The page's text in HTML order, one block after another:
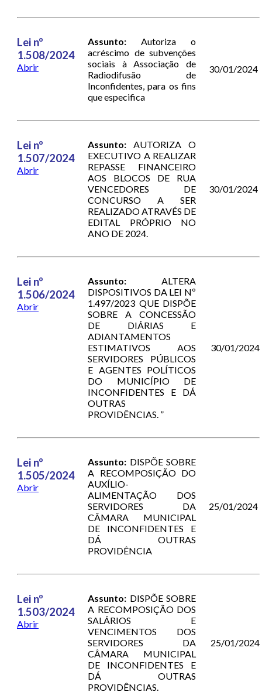
Lei nº
1.508/2024
Abrir
Assunto: Autoriza o
acréscimo de subvenções
sociais à Associação de
Radiodifusão de
Inconfidentes, para os fins
que especifica
30/01/2024
Lei nº
1.507/2024
Abrir
Assunto: AUTORIZA O
EXECUTIVO A REALIZAR
REPASSE FINANCEIRO
AOS BLOCOS DE RUA
VENCEDORES DE
CONCURSO A SER
REALIZADO ATRAVÉS DE
EDITAL PRÓPRIO NO
ANO DE 2024.
30/01/2024
Lei nº
1.506/2024
Abrir
Assunto: ALTERA
DISPOSITIVOS DA LEI Nº
1.497/2023 QUE DISPÕE
SOBRE A CONCESSÃO
DE DIÁRIAS E
ADIANTAMENTOS
ESTIMATIVOS AOS
SERVIDORES PÚBLICOS
E AGENTES POLÍTICOS
DO MUNICÍPIO DE
INCONFIDENTES E DÁ
OUTRAS
PROVIDÊNCIAS. ”
30/01/2024
Lei nº
1.505/2024
Abrir
Assunto: DISPÕE SOBRE
A RECOMPOSIÇÃO DO
AUXÍLIO-
ALIMENTAÇÃO DOS
SERVIDORES DA
CÂMARA MUNICIPAL
DE INCONFIDENTES E
DÁ OUTRAS
PROVIDÊNCIA
25/01/2024
Lei nº
1.503/2024
Abrir
Assunto: DISPÕE SOBRE
A RECOMPOSIÇÃO DOS
SALÁRIOS E
VENCIMENTOS DOS
SERVIDORES DA
CÂMARA MUNICIPAL
DE INCONFIDENTES E
DÁ OUTRAS
PROVIDÊNCIAS.
25/01/2024